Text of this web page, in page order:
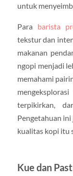
untuk
Para barista
tekstur dan
makanan
ngopi menjadi
memahami
terpikirkan,
Pengetahuan
kualitas kopi itu
Kue dan